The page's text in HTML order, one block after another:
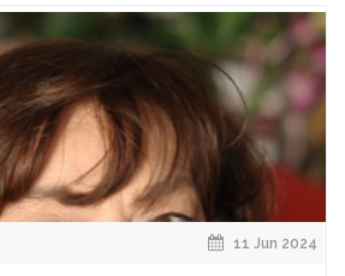
11 Jun 2024